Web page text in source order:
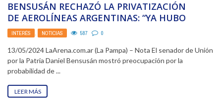
BENSUSÁN RECHAZÓ LA PRIVATIZACIÓN
DE AEROLÍNEAS ARGENTINAS: “YA HUBO
EXPERIENCIA NEFASTA”
INTERÉS , NOTICIAS 587 0
13/05/2024 LaArena.com.ar (La Pampa) – Nota El senador de Unión
por la Patria Daniel Bensusán mostró preocupación por la
probabilidad de ...
LEER MÁS